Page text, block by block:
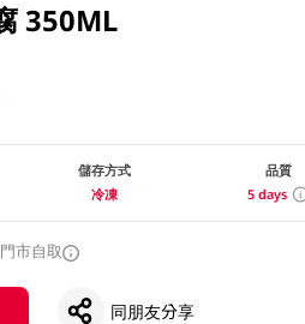
350ML
儲存方式
冷凍
品質
5 days
門市自取
同朋友分享